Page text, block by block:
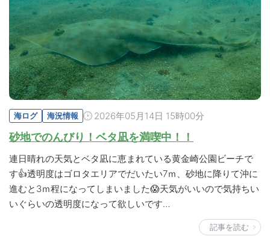
海ログ 海況情報 2026年05月14日 15時00分
砂地でのんびり！ベタ凪を満喫中！！
連日晴れの天気とベタ凪に恵まれている黄金崎公園ビーチで
す👍透明度はゴロタエリアでだいたい7ｍ、砂地に降りて沖に
進むと3ｍ程になってしまいました😱天気がいいので気持ちい
いぐらいの透明度になって欲しいです…
記事を読む